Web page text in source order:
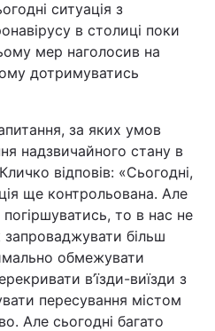
ситуація з
в столиці поки
мер наголосив на
дотримуватись
за яких умов
надзвичайного стану в
відповів: «Сьогодні,
ще контрольована. Але
то в нас не
більш
обмежувати
в’їзди-виїзди з
пересування містом
Але сьогодні багато